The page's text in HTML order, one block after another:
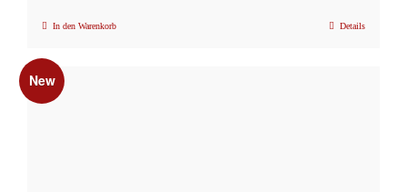
In den Warenkorb Details
New